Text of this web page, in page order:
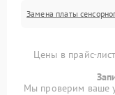
Замена платы
Цены в прайс-
Мы проверим ваше